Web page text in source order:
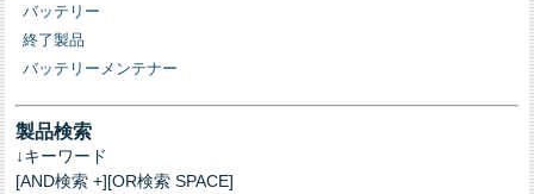
バッテリー
終了製品
バッテリーメンテナー
製品検索
↓キーワード
[AND検索 +][OR検索 SPACE]